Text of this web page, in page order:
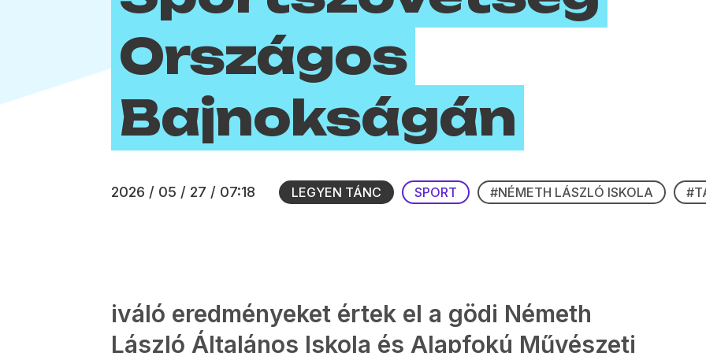
Országos
Bajnokságán
2026 / 05 / 27 / 07:18 LEGYEN TÁNC SPORT #NÉMETH LÁSZLÓ ISKOLA
iváló eredményeket értek el a gödi Németh
László Általános Iskola és Alapfokú Művészeti